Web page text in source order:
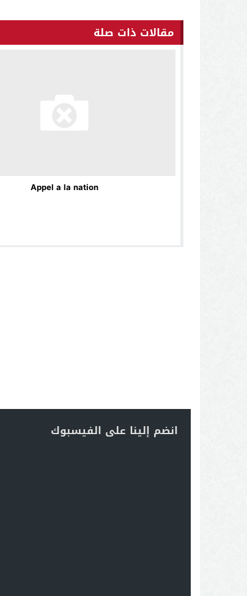
مقالات ذات صلة
Appel a la nation
انضم إلينا على الفيسبوك